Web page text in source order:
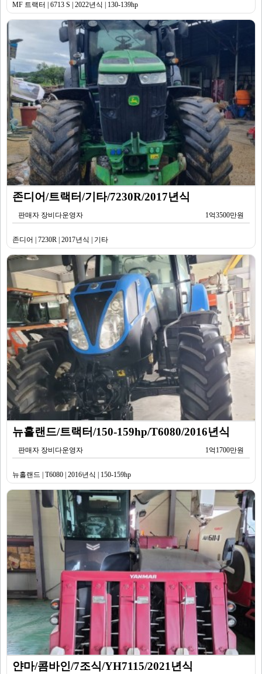
MF 트랙터 | 6713 S | 2022년식 | 130-139hp
존디어/트랙터/기타/7230R/2017년식
판매자 장비다운영자 1억3500만원
존디어 | 7230R | 2017년식 | 기타
뉴홀랜드/트랙터/150-159hp/T6080/2016년식
판매자 장비다운영자 1억1700만원
뉴홀랜드 | T6080 | 2016년식 | 150-159hp
얀마/콤바인/7조식/YH7115/2021년식